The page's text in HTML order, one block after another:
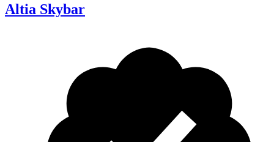
Altia Skybar